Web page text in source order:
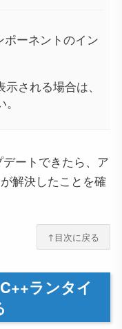
ーネントのイン
される場合は、
ートできたら、ア
解決したことを確
↑目次に戻る
ランタイ